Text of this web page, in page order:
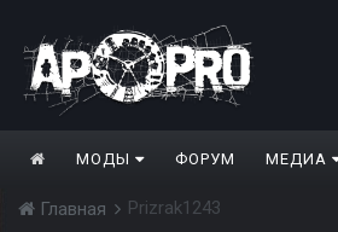
МОДЫ ФОРУМ МЕДИА
Главная Prizrak1243